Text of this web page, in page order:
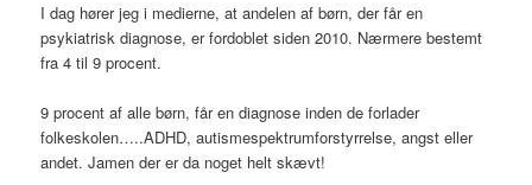
I dag hører jeg i medierne, at andelen af børn, der får en
psykiatrisk diagnose, er fordoblet siden 2010. Nærmere bestemt
fra 4 til 9 procent.
9 procent af alle børn, får en diagnose inden de forlader
folkeskolen…..ADHD, autismespektrumforstyrrelse, angst eller
andet. Jamen der er da noget helt skævt!